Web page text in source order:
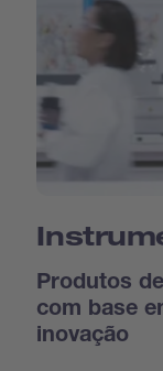
Produtos
com base
inovação